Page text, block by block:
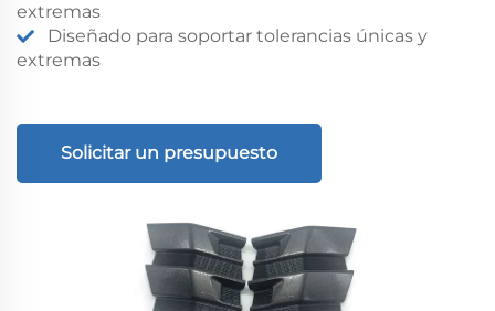
extremas
Diseñado para soportar tolerancias únicas y
extremas
Solicitar un presupuesto